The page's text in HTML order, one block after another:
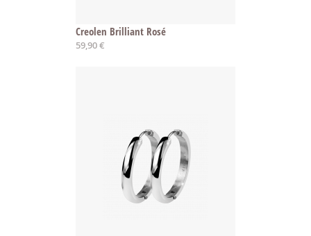
Creolen Brilliant Rosé
59,90 €